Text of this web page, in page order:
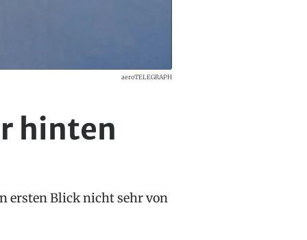
aeroTELEGRAPH
hinten
ersten Blick nicht sehr von